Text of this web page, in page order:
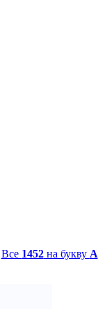
Все 1452на букву A